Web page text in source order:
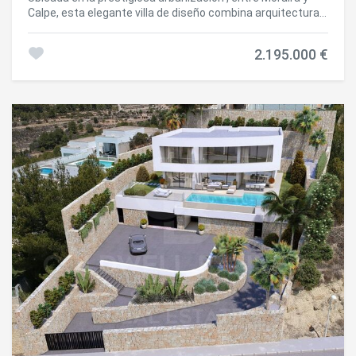
instalación fotovoltaica, combinando eficiencia
energética, confort y sofisticación. Una propiedad
pensada para quienes buscan una arquitectura exclusiva,
privacidad y un estilo de vida elegante, a pocos minutos de
las playas, restaurantes, puertos deportivos y todos los
servicios que ofrece Jávea. Características principales
Arquitectura orgánica con orientación sur. Vistas al mar. 3
dormitorios y 2 baños en suite. Amplias terrazas y piscina
de diseño. Jardines paisajísticos. Gran espacio polivalente
en planta inferior. Calefacción por suelo radiante. Aire
acondicionado centralizado. Instalación fotovoltaica.
Materiales y acabados de alta gama. #ref:CBS911N
Calpe, esta elegante villa de diseño combina arquitectura
Construida sobre una parcela de 1.543 m² y orientada al
espacios diáfanos, grandes ventanales y cuidada
selección de materiales crean una atmósfera luminosa,
sofisticada y acogedora. La vivienda dispone de 4
dormitorios, 3 baños, una amplia zona de salón-comedor
con cocina abierta totalmente equipada, lavandería,
espacios de almacenamiento y una exclusiva suite
principal con vestidor, baño en suite y bañera con vistas. El
exterior invita a disfrutar plenamente del estilo de vida
mediterráneo, con amplias terrazas, cocina de verano
cubierta con barbacoa, zonas chill-out y una espectacular
piscina climatizada de 40 m². Entre sus equipamientos
destacan la calefacción por suelo radiante mediante
aerotermia, aire acondicionado por zonas, paneles solares,
descalcificador, jardín mediterráneo de bajo
mantenimiento con riego automático y garaje doble
cerrado. Una residencia excepcional que combina diseño,
privacidad, eficiencia energética y una ubicación
2.195.000 €